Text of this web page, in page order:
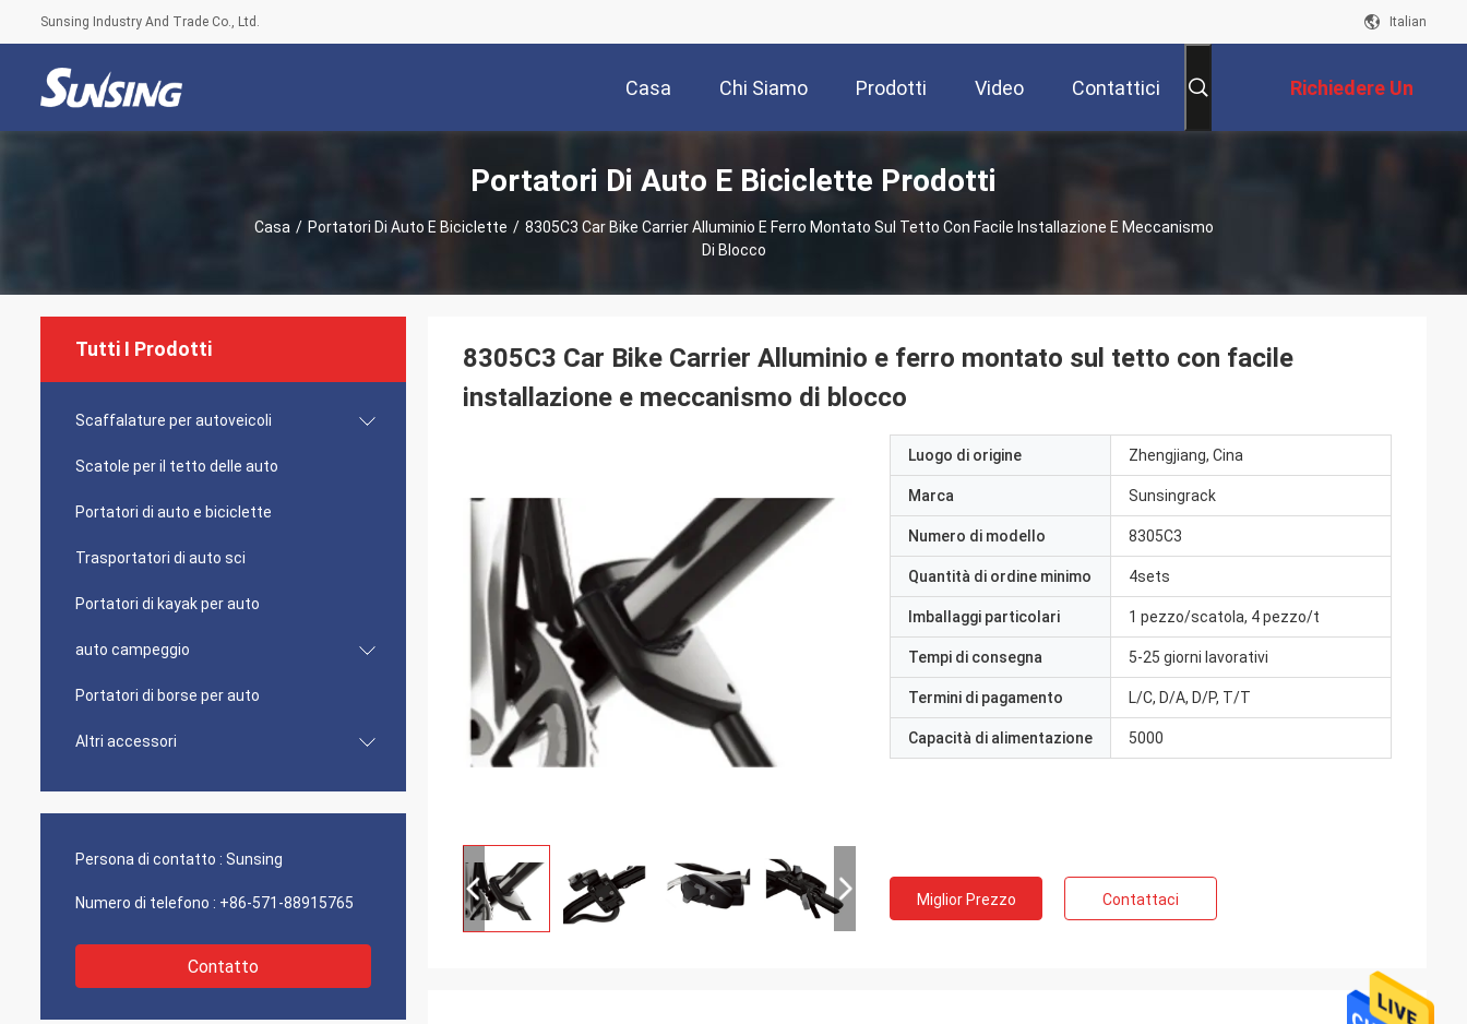
Sunsing Industry And Trade Co., Ltd. Italian
Casa Chi Siamo Prodotti Video Contattici Richiedere Un
Preventivo
Portatori Di Auto E Biciclette Prodotti
Casa / Portatori Di Auto E Biciclette / 8305C3 Car Bike Carrier Alluminio E Ferro Montato Sul Tetto Con Facile Installazione E Meccanismo
Di Blocco
Tutti I Prodotti
Scaffalature per autoveicoli
Scatole per il tetto delle auto
Portatori di auto e biciclette
Trasportatori di auto sci
Portatori di kayak per auto
auto campeggio
Portatori di borse per auto
Altri accessori
Persona di contatto : Sunsing
Numero di telefono : +86-571-88915765
Contatto
8305C3 Car Bike Carrier Alluminio e ferro montato sul tetto con facile
installazione e meccanismo di blocco
Luogo di origine Zhengjiang, Cina
Marca Sunsingrack
Numero di modello 8305C3
Quantità di ordine minimo 4sets
Imballaggi particolari 1 pezzo/scatola, 4 pezzo/t
Tempi di consegna 5-25 giorni lavorativi
Termini di pagamento L/C, D/A, D/P, T/T
Capacità di alimentazione 5000
Miglior Prezzo Contattaci